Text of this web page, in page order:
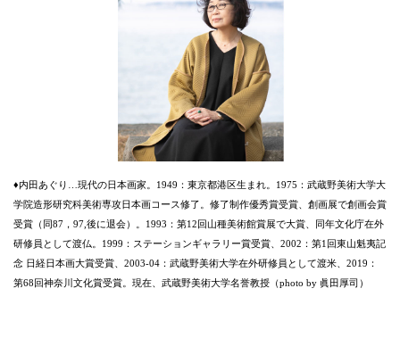
♦︎内田あぐり…現代の日本画家。1949：東京都港区生まれ。1975：武蔵野美術大学大
学院造形研究科美術専攻日本画コース修了。修了制作優秀賞受賞、創画展で創画会賞
受賞（同87，97,後に退会）。1993：第12回山種美術館賞展で大賞、同年文化庁在外
研修員として渡仏。1999：ステーションギャラリー賞受賞、2002：第1回東山魁夷記
念 日経日本画大賞受賞、2003-04：武蔵野美術大学在外研修員として渡米、2019：
第68回神奈川文化賞受賞。現在、武蔵野美術大学名誉教授（photo by 眞田厚司）